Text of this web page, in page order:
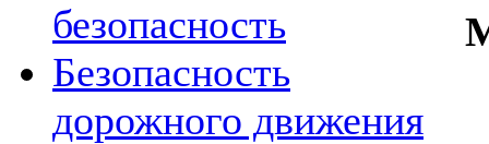
безопасность
Безопасность
дорожного движения